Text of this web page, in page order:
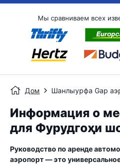
Мы сравниваем всех
Дом Шанлыурфа Gap
Информация о
для Фурудгоҳи
Руководство по аренде
аэропорт— это